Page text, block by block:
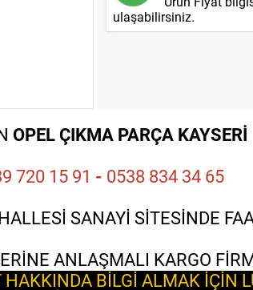
ulaşabilirsiniz.
OPEL ÇIKMA PARÇA KAYSERİ
720 15 91 - 0538 834 34 65
SANAYİ SİTESİNDE
ANLAŞMALI KARGO
HAKKINDA BİLGİ ALMAK İÇİN